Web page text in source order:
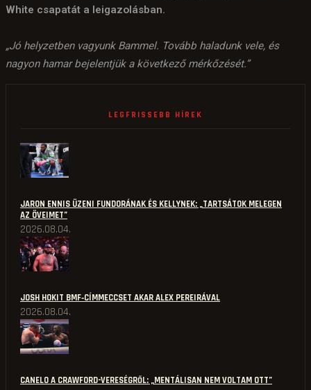
White csapatát a leigazolásban.
„Jó helyzetben vagyunk Bammel. Tovább haladunk vele, és
nagyon hamar bejelentjük a következő mérkőzését.”
LEGFRISSEBB HÍREK
JARON ENNIS ÜZENI FUNDORÁNAK ÉS KELLYNEK: „TARTSÁTOK MELEGEN
AZ ÖVEIMET”
2026.08.04.
JOSH HOKIT BMF‑CÍMMECCSET AKAR ALEX PEREIRÁVAL
2026.08.04.
CANELO A CRAWFORD-VERESÉGRŐL: „MENTÁLISAN NEM VOLTAM OTT”